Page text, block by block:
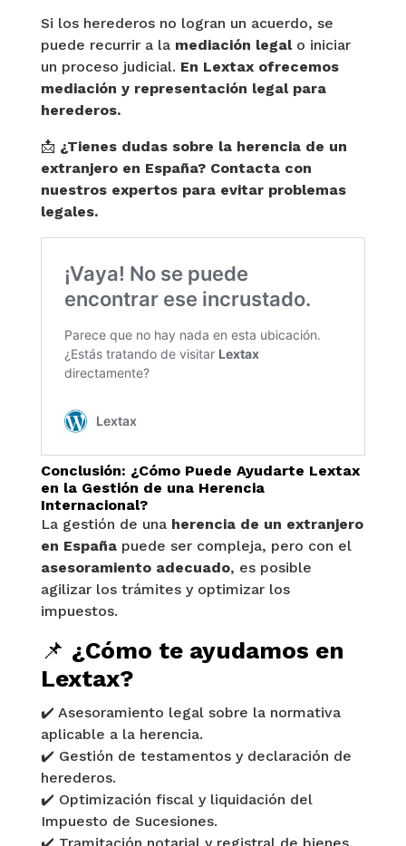
Si los herederos no logran un acuerdo, se
puede recurrir a la mediación legalo iniciar
un proceso judicial. En Lextax ofrecemos
mediación y representación legal para
herederos.
📩 ¿Tienes dudas sobre la herencia de un
extranjero en España? Contacta con
nuestros expertos para evitar problemas
legales.
Conclusión: ¿Cómo Puede Ayudarte Lextax
en la Gestión de una Herencia
Internacional?
La gestión de una herencia de un extranjero
en Españapuede ser compleja, pero con el
asesoramiento adecuado, es posible
agilizar los trámites y optimizar los
impuestos.
📌 ¿Cómo te ayudamos en
Lextax?
✔️ Asesoramiento legal sobre la normativa
aplicable a la herencia.
✔️ Gestión de testamentos y declaración de
herederos.
✔️ Optimización fiscal y liquidación del
Impuesto de Sucesiones.